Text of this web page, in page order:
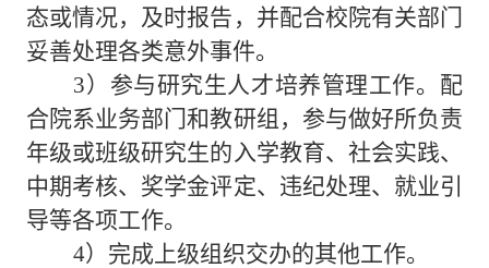
态或情况，及时报告，并配合校院有关部门
妥善处理各类意外事件。
3）参与研究生人才培养管理工作。配
合院系业务部门和教研组，参与做好所负责
年级或班级研究生的入学教育、社会实践、
中期考核、奖学金评定、违纪处理、就业引
导等各项工作。
4）完成上级组织交办的其他工作。